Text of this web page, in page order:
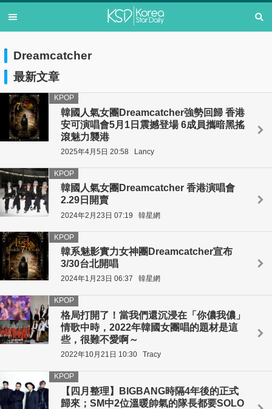
Dreamcatcher
最新文章
韓國人氣女團Dreamcatcher強勢回歸 香港
安可演唱會5月1日震撼登場 6成員攜暗黑搖
滾魅力襲港
KPOP
2025年4月5日 20:58 Lancy
韓國人氣女團Dreamcatcher 香港演唱會
2.29日開賣
KPOP
2024年2月23日 07:19 韓星網
韓系魅影實力女神團Dreamcatcher宣布
3/30台北開唱
KPOP
2024年1月23日 06:37 韓星網
格局打開了！當我們還沉浸在「你儂我儂」
情歌中時，2022年韓國女團唱的題材是這
些，很難不愛啊～
KPOP
2022年10月21日 10:30 Tracy
【四月整理】BIGBANG時隔4年後的正式
歸來；SM中2位溫暖帥氣的隊長都要SOLO
KPOP